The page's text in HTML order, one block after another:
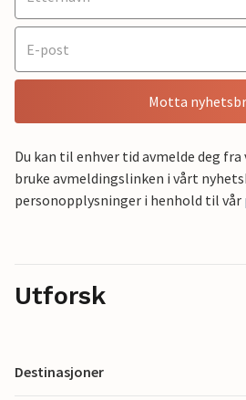
Motta
Du kan til enhver tid avmelde deg fra
bruke avmeldingslinken i vårt
personopplysninger i henhold til vår
Utforsk
Destinasjoner